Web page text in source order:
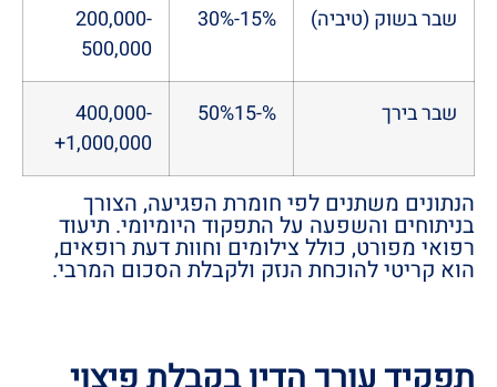
שבר בשוק (טיביה) 15%-30%
200,000-
500,000
שבר בירך %-50%15
400,000-
1,000,000+
הנתונים משתנים לפי חומרת הפגיעה, הצורך
בניתוחים והשפעה על התפקוד היומיומי. תיעוד
רפואי מפורט, כולל צילומים וחוות דעת רופאים,
הוא קריטי להוכחת הנזק ולקבלת הסכום המרבי.